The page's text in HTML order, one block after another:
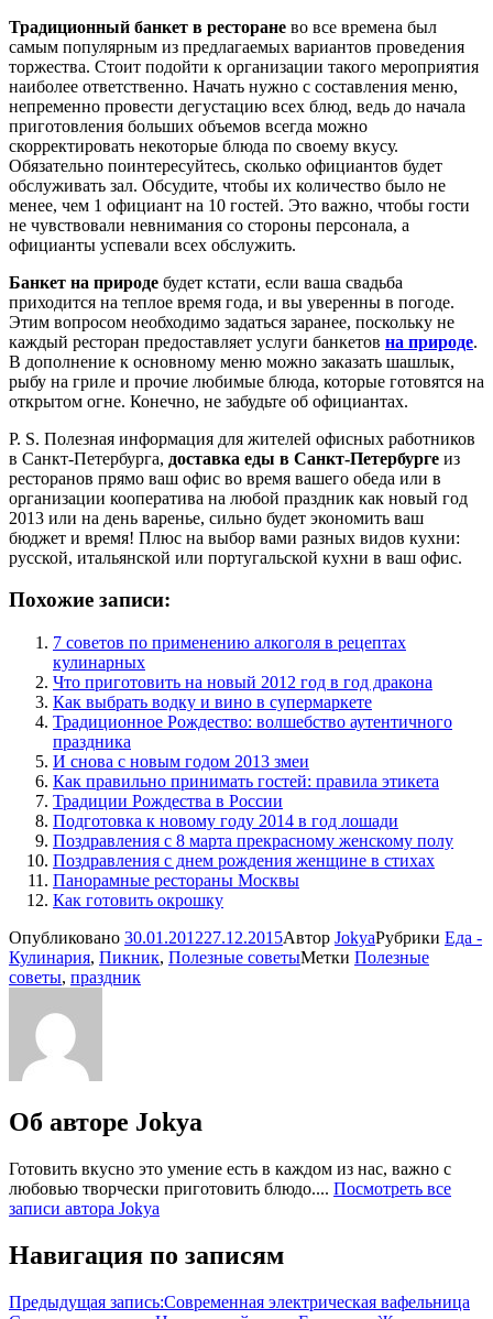
Традиционный банкет в ресторане во все времена был
самым популярным из предлагаемых вариантов проведения
торжества. Стоит подойти к организации такого мероприятия
наиболее ответственно. Начать нужно с составления меню,
непременно провести дегустацию всех блюд, ведь до начала
приготовления больших объемов всегда можно
скорректировать некоторые блюда по своему вкусу.
Обязательно поинтересуйтесь, сколько официантов будет
обслуживать зал. Обсудите, чтобы их количество было не
менее, чем 1 официант на 10 гостей. Это важно, чтобы гости
не чувствовали невнимания со стороны персонала, а
официанты успевали всех обслужить.
Банкет на природе будет кстати, если ваша свадьба
приходится на теплое время года, и вы уверенны в погоде.
Этим вопросом необходимо задаться заранее, поскольку не
каждый ресторан предоставляет услуги банкетов на природе.
В дополнение к основному меню можно заказать шашлык,
рыбу на гриле и прочие любимые блюда, которые готовятся на
открытом огне. Конечно, не забудьте об официантах.
P. S. Полезная информация для жителей офисных работников
в Санкт-Петербурга, доставка еды в Санкт-Петербурге из
ресторанов прямо ваш офис во время вашего обеда или в
организации кооператива на любой праздник как новый год
2013 или на день варенье, сильно будет экономить ваш
бюджет и время! Плюс на выбор вами разных видов кухни:
русской, итальянской или португальской кухни в ваш офис.
Похожие записи:
7 советов по применению алкоголя в рецептах
кулинарных
Что приготовить на новый 2012 год в год дракона
Как выбрать водку и вино в супермаркете
Традиционное Рождество: волшебство аутентичного
праздника
И снова с новым годом 2013 змеи
Как правильно принимать гостей: правила этикета
Традиции Рождества в России
Подготовка к новому году 2014 в год лошади
Поздравления с 8 марта прекрасному женскому полу
Поздравления с днем рождения женщине в стихах
Панорамные рестораны Москвы
Как готовить окрошку
Опубликовано 30.01.201227.12.2015Автор JokyaРубрики Еда -
Кулинария, Пикник, Полезные советыМетки Полезные
советы, праздник
Об авторе Jokya
Готовить вкусно это умение есть в каждом из нас, важно с
любовью творчески приготовить блюдо.... Посмотреть все
записи автора Jokya
Навигация по записям
Предыдущая запись:Современная электрическая вафельница